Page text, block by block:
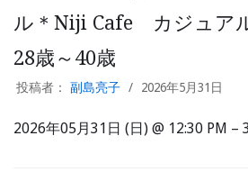
ル＊Niji Cafe カジュア
28歳～40歳
投稿者： 副島亮子 2026年5月31日
2026年05月31日 (日) @ 12:30 PM –